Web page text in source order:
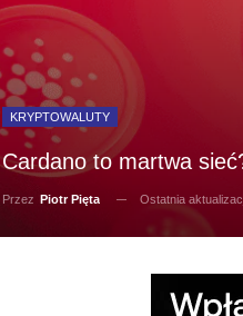
KRYPTOWALUTY
Cardano to martwa
Przez Piotr Pięta Ostatnia